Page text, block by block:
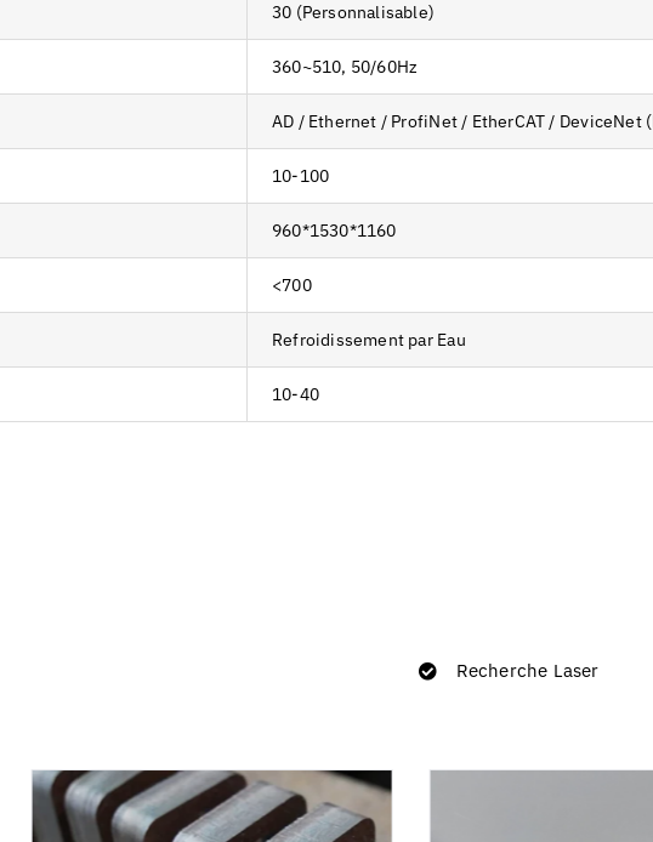
30 (Personnalisable)
360~510, 50/60Hz
AD / Ethernet / ProfiNet / EtherCAT / DeviceNet
10-100
960*1530*1160
<700
Refroidissement par Eau
10-40
Recherche Laser